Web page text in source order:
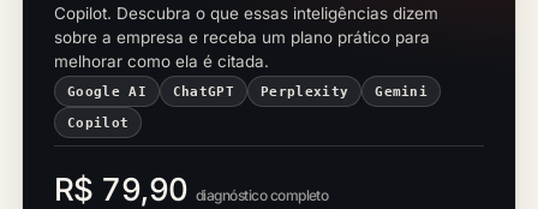
Copilot. Descubra o que essas inteligências dizem
sobre a empresa e receba um plano prático para
melhorar como ela é citada.
Google AI ChatGPT Perplexity Gemini
Copilot
R$ 79,90 diagnóstico completo